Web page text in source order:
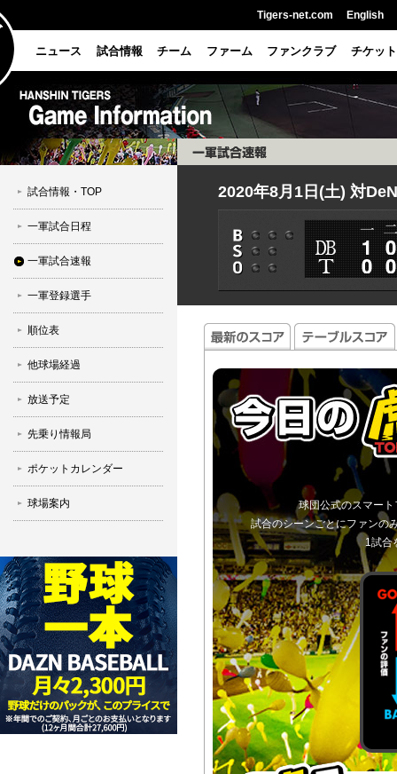
Tigers-net.com English
ニュース 試合情報 チーム ファーム ファンクラブ チケット
試合情報・TOP
一軍試合日程
一軍試合速報
一軍登録選手
順位表
他球場経過
放送予定
先乗り情報局
ポケットカレンダー
球場案内
2020年8月1日(土) 対
球団公式のスマー
試合のシーンごとにファンの
1試合